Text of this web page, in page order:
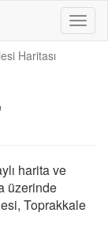
Haritası
harita ve
üzerinde
Toprakkale